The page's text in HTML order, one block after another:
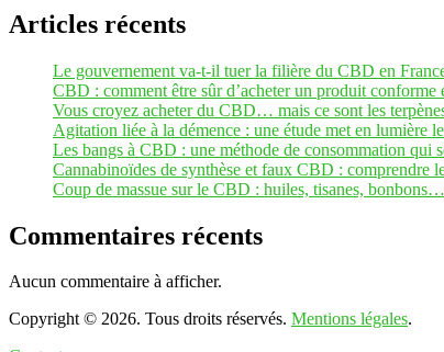
Articles récents
Le gouvernement va-t-il tuer la filière du CBD en
CBD : comment être sûr d’acheter un produit conforme
Vous croyez acheter du CBD… mais ce sont les
Agitation liée à la démence : une étude met en lumière
Les bangs à CBD : une méthode de consommation qui
Cannabinoïdes de synthèse et faux CBD : comprendre
Coup de massue sur le CBD : huiles, tisanes,
Commentaires récents
Aucun commentaire à afficher.
Copyright © 2026. Tous droits réservés. Mentions légales.